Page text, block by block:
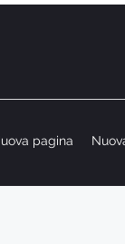
pagina